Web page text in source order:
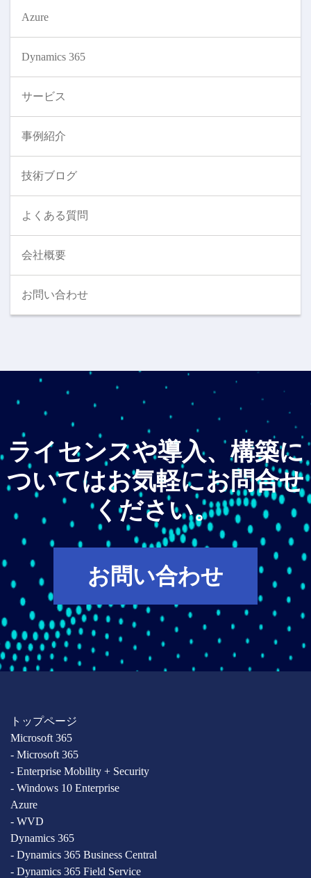
Azure
Dynamics 365
サービス
事例紹介
技術ブログ
よくある質問
会社概要
お問い合わせ
ライセンスや導入、構築に
ついてはお気軽にお問合せ
ください。
お問い合わせ
トップページ
Microsoft 365
- Microsoft 365
- Enterprise Mobility + Security
- Windows 10 Enterprise
Azure
- WVD
Dynamics 365
- Dynamics 365 Business Central
- Dynamics 365 Field Service